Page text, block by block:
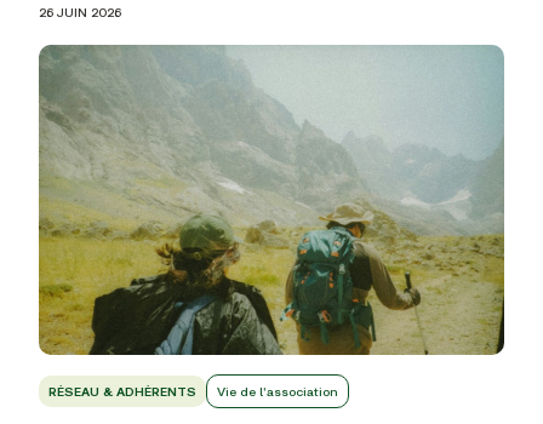
26 JUIN 2026
RÉSEAU & ADHÉRENTS Vie de l'association